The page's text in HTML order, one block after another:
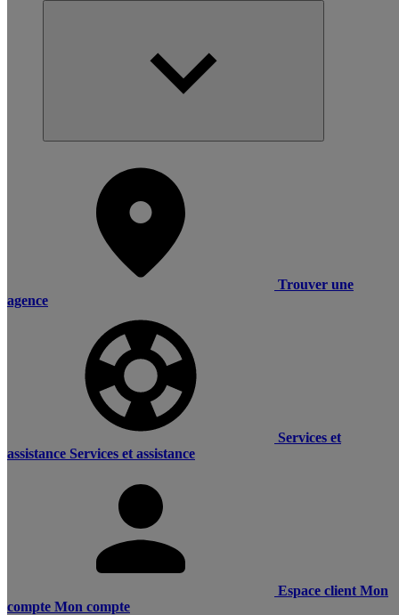
Trouver une
agence
Services et
assistance Services et assistance
Espace client Mon
compte Mon compte